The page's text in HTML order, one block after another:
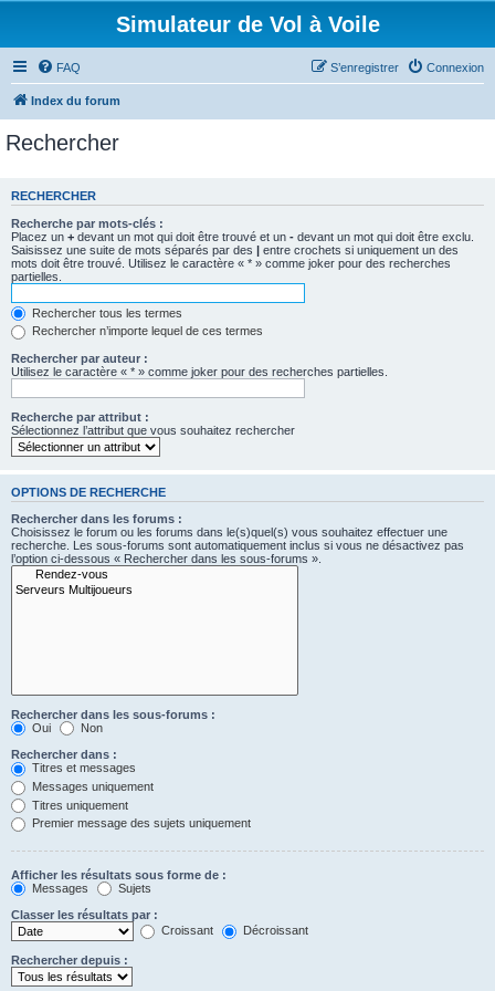
Simulateur de Vol à Voile
FAQ Connexion
S’enregistrer
Index du forum
Rechercher
RECHERCHER
Recherche par mots-clés :
Placez un + devant un mot qui doit être trouvé et un - devant un mot qui doit être exclu.
Saisissez une suite de mots séparés par des | entre crochets si uniquement un des
mots doit être trouvé. Utilisez le caractère « * » comme joker pour des recherches
partielles.
Rechercher tous les termes
Rechercher n’importe lequel de ces termes
Rechercher par auteur :
Utilisez le caractère « * » comme joker pour des recherches partielles.
Recherche par attribut :
Sélectionnez l’attribut que vous souhaitez rechercher
OPTIONS DE RECHERCHE
Rechercher dans les forums :
Choisissez le forum ou les forums dans le(s)quel(s) vous souhaitez effectuer une
recherche. Les sous-forums sont automatiquement inclus si vous ne désactivez pas
l’option ci-dessous « Rechercher dans les sous-forums ».
Rechercher dans les sous-forums :
Oui
Non
Rechercher dans :
Titres et messages
Messages uniquement
Titres uniquement
Premier message des sujets uniquement
Afficher les résultats sous forme de :
Messages
Sujets
Classer les résultats par :
Croissant
Décroissant
Rechercher depuis :